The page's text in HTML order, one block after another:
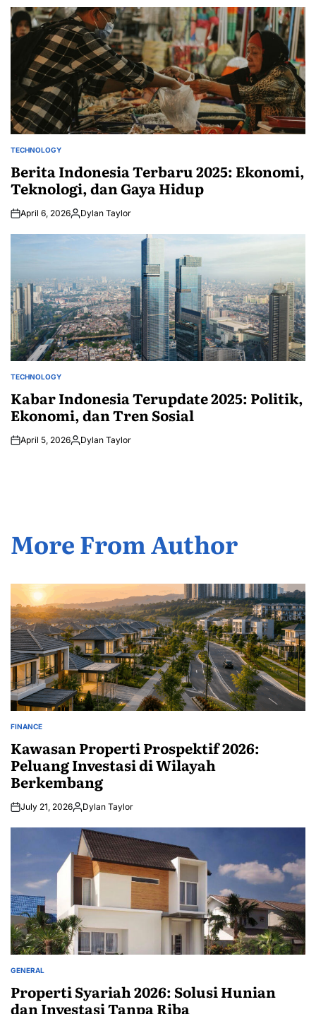
POSTED
TECHNOLOGY
Berita Indonesia Terbaru 2025: Ekonomi,
Teknologi, dan Gaya Hidup
April 6, 2026Posted
Dylan Taylor
POSTED
TECHNOLOGY
Kabar Indonesia Terupdate 2025: Politik,
Ekonomi, dan Tren Sosial
April 5, 2026Posted
Dylan Taylor
More From Author
POSTED
FINANCE
Kawasan Properti Prospektif 2026:
Peluang Investasi di Wilayah
Berkembang
July 21, 2026Posted
Dylan Taylor
POSTED
GENERAL
Properti Syariah 2026: Solusi Hunian
dan Investasi Tanpa Riba